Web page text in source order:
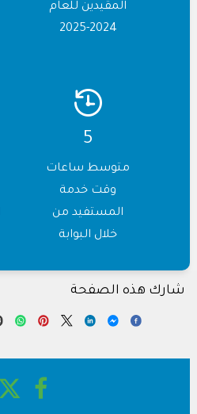
المقيدين للعام
2024-2025
6
متوسط ساعات
وقت خدمة
المستفيد من
خلال البوابة
شارك هذه الصفحة